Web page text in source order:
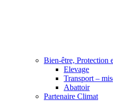
Bien-être, Protection
Elevage
Transport –
Abattoir
Partenaire Climat